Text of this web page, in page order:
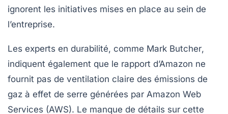
ignorent les initiatives mises en place au sein de
l’entreprise.
Les experts en durabilité, comme Mark Butcher,
indiquent également que le rapport d’Amazon ne
fournit pas de ventilation claire des émissions de
gaz à effet de serre générées par Amazon Web
Services (AWS). Le manque de détails sur cette